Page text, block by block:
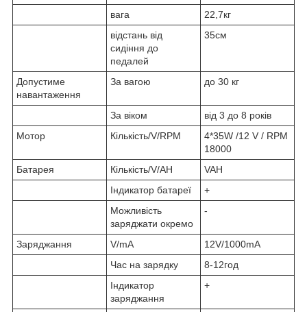
вага
22,7кг
відстань від
сидіння до
педалей
35см
Допустиме
навантаження
За вагою до 30 кг
За віком
від 3 до 8 років
Мотор
Кількість/V/RPM
4*35W /12 V / RPM
18000
Батарея
Кількість/V/AH
VAH
Індикатор батареї
+
Можливість
заряджати окремо
-
Заряджання V/mA
12V/1000mA
Час на зарядку
8-12год
Індикатор
заряджання
+